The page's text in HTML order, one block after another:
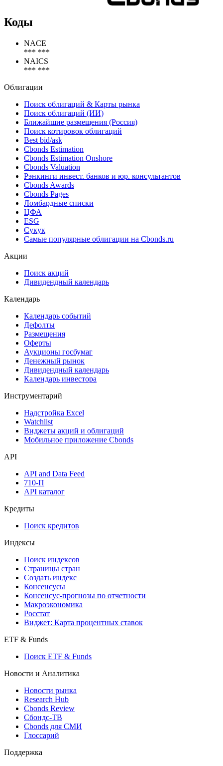
Коды
NACE
*** ***
NAICS
*** ***
Облигации
Поиск облигаций & Карты рынка
Поиск облигаций (ИИ)
Ближайшие размещения (Россия)
Поиск котировок облигаций
Best bid/ask
Cbonds Estimation
Cbonds Estimation Onshore
Cbonds Valuation
Рэнкинги инвест. банков и юр. консультантов
Cbonds Awards
Cbonds Pages
Ломбардные списки
ЦФА
ESG
Сукук
Самые популярные облигации на Cbonds.ru
Акции
Поиск акций
Дивидендный календарь
Календарь
Календарь событий
Дефолты
Размещения
Оферты
Аукционы госбумаг
Денежный рынок
Дивидендный календарь
Календарь инвестора
Инструментарий
Надстройка Excel
Watchlist
Виджеты акций и облигаций
Мобильное приложение Cbonds
API
API and Data Feed
710-П
API каталог
Кредиты
Поиск кредитов
Индексы
Поиск индексов
Страницы стран
Создать индекс
Консенсусы
Консенсус-прогнозы по отчетности
Макроэкономика
Росстат
Виджет: Карта процентных ставок
ETF & Funds
Поиск ETF & Funds
Новости и Аналитика
Новости рынка
Research Hub
Cbonds Review
Сбондс-ТВ
Cbonds для СМИ
Глоссарий
Поддержка